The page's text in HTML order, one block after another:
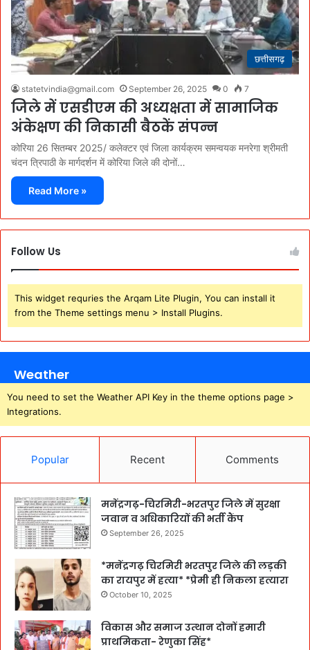
छत्तीसगढ़
statetvindia@gmail.com September 26, 2025 0 7
जिले में एसडीएम की अध्यक्षता में सामाजिक
अंकेक्षण की निकासी बैठकें संपन्न
कोरिया 26 सितम्बर 2025/ कलेक्टर एवं जिला कार्यक्रम समन्वयक मनरेगा श्रीमती
चंदन त्रिपाठी के मार्गदर्शन में कोरिया जिले की दोनों…
Read More »
Follow Us
This widget requries the Arqam Lite Plugin, You can install it
from the Theme settings menu > Install Plugins.
Weather
You need to set the Weather API Key in the theme options page >
Integrations.
Popular Recent Comments
मनेंद्रगढ़-चिरमिरी-भरतपुर जिले में सुरक्षा
जवान व अधिकारियों की भर्ती कैंप
September 26, 2025
*मनेंद्रगढ़ चिरमिरी भरतपुर जिले की लड़की
का रायपुर में हत्या* *प्रेमी ही निकला हत्यारा
October 10, 2025
विकास और समाज उत्थान दोनों हमारी
प्राथमिकता- रेणुका सिंह*